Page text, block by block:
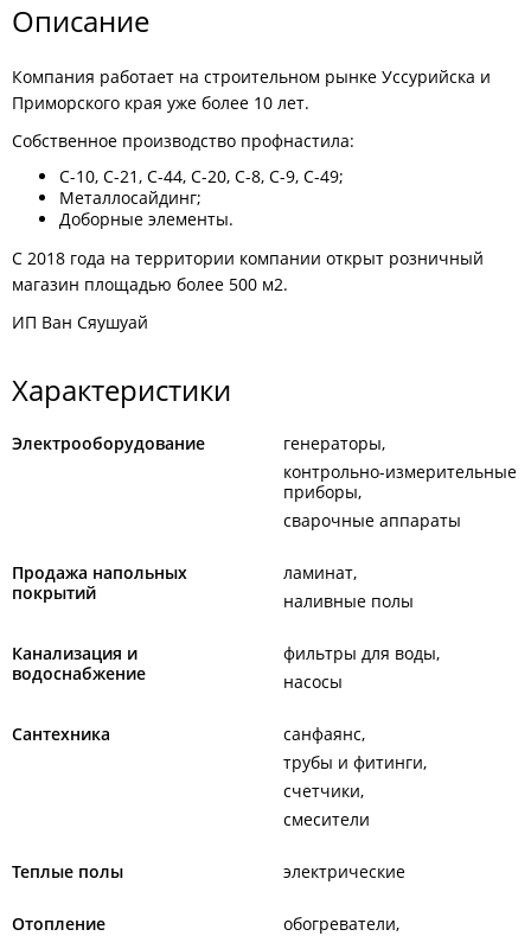
Описание
Компания работает на строительном рынке Уссурийска и
Приморского края уже более 10 лет.
Собственное производство профнастила:
С-10, С-21, С-44, С-20, С-8, С-9, С-49;
Металлосайдинг;
Доборные элементы.
С 2018 года на территории компании открыт розничный
магазин площадью более 500 м2.
ИП Ван Сяушуай
Характеристики
Электрооборудование
генераторы
контрольно-измерительные
приборы
сварочные аппараты
Продажа напольных
покрытий
ламинат
наливные полы
Канализация и
водоснабжение
фильтры для воды
насосы
Сантехника
санфаянс
трубы и фитинги
счетчики
смесители
Теплые полы электрические
Отопление
обогреватели